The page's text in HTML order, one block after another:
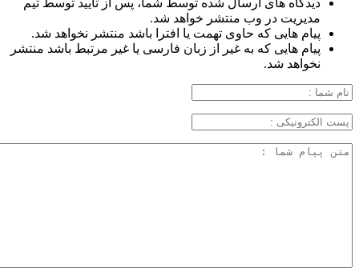
دیدگاه های ارسال شده توسط شما، پس از تایید توسط تیم
مدیریت در وب منتشر خواهد شد.
پیام هایی که حاوی تهمت یا افترا باشد منتشر نخواهد شد.
پیام هایی که به غیر از زبان فارسی یا غیر مرتبط باشد منتشر
نخواهد شد.